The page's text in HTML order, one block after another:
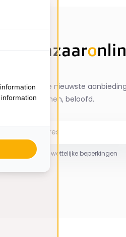
Ontvang de nieuwste
niet spammen, beloofd.
* Lees hier de wettelijke beperkingen